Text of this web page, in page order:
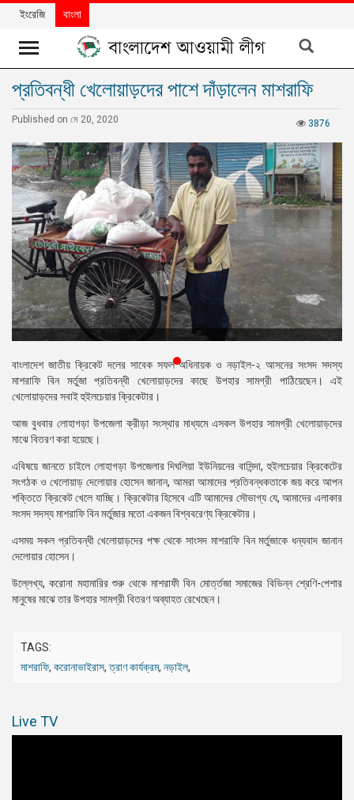
খবর
দলের
বিশেষ
নিবন্ধ
বিশেষ
প্রতিবেদন
মতামত
উন্নয়নের
বাংলাদেশ
নিউজলেটার
প্রেস
রিলিজ
প্রকাশনা
বিএনপি-
জামায়াত
সহিংসতা
সংগঠন
নির্বাচনী
ইশতেহার
ইংরেজি বাংলা
প্রতিবন্ধী খেলোয়াড়দের পাশে দাঁড়ালেন মাশরাফি
3876
Published on মে 20, 2020
বাংলাদেশ জাতীয় ক্রিকেট দলের সাবেক সফল অধিনায়ক ও নড়াইল-২ আসনের সংসদ সদস্য
মাশরাফি বিন মর্তুজা প্রতিবন্ধী খেলোয়াড়দের কাছে উপহার সামগ্রী পাঠিয়েছেন। এই
খেলোয়াড়দের সবাই হুইলচেয়ার ক্রিকেটার।
আজ বুধবার লোহাগড়া উপজেলা ক্রীড়া সংস্থার মাধ্যমে এসকল উপহার সামগ্রী খেলোয়াড়দের
মাঝে বিতরণ করা হয়েছে।
এবিষয়ে জানতে চাইলে লোহাগড়া উপজেলার দিঘলিয়া ইউনিয়নের বাসিন্দা, হুইলচেয়ার ক্রিকেটের
সংগঠক ও খেলোয়াড় দেলোয়ার হোসেন জানান, আমরা আমাদের প্রতিবন্ধকতাকে জয় করে আপন
শক্তিতে ক্রিকেট খেলে যাচ্ছি। ক্রিকেটার হিসেবে এটি আমাদের সৌভাগ্য যে, আমাদের এলাকার
সংসদ সদস্য মাশরাফি বিন মর্তুজার মতো একজন বিশ্ববরেণ্য ক্রিকেটার।
এসময় সকল প্রতিবন্ধী খেলোয়াড়দের পক্ষ থেকে সাংসদ মাশরাফি বিন মর্তুজাকে ধন্যবাদ জানান
দেলোয়ার হোসেন।
উল্লেখ্য, করোনা মহামারির শুরু থেকে মাশরাফী বিন মোর্ত্তজা সমাজের বিভিন্ন শ্রেণি-পেশার
মানুষের মাঝে তার উপহার সামগ্রী বিতরণ অব্যাহত রেখেছেন।
TAGS:
মাশরাফি, করোনাভাইরাস,ত্রাণ কার্যক্রম, নড়াইল,
Live TV